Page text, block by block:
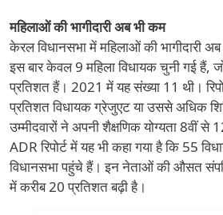
महिलाओं की भागीदारी अब भी कम
केरल विधानसभा में महिलाओं की भागीदारी
इस बार केवल 9 महिला विधायक चुनी गई हैं,
प्रतिशत हैं। 2021 में यह संख्या 11 थी।
प्रतिशत विधायक ग्रेजुएट या उससे अधिक
उम्मीदवारों ने अपनी शैक्षणिक योग्यता 8वीं से
ADR रिपोर्ट में यह भी कहा गया है कि 55
विधानसभा पहुंचे हैं। इन नेताओं की औसत
में करीब 20 प्रतिशत बढ़ी है।